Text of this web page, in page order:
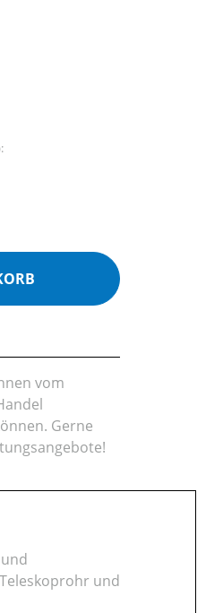
Wert ein oder
vom
Gerne
und